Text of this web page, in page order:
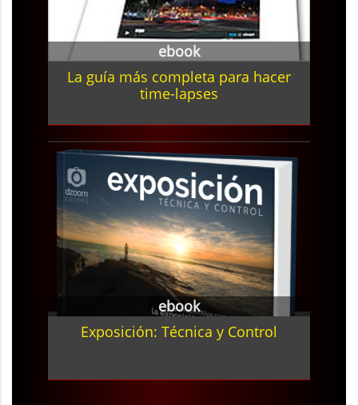
ebook
La guía más completa para hacer
time-lapses
ebook
Exposición: Técnica y Control